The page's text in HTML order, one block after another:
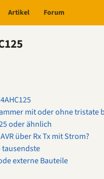
Artikel Forum
mit oder ohne tristate
oder ähnlich
über Rx Tx mit Strom?
tausendste
externe Bauteile